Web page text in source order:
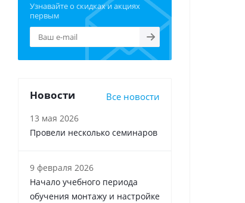
Узнавайте о скидках и акциях
первым
Новости Все новости
13 мая 2026
Провели несколько семинаров
9 февраля 2026
Начало учебного периода
обучения монтажу и настройке